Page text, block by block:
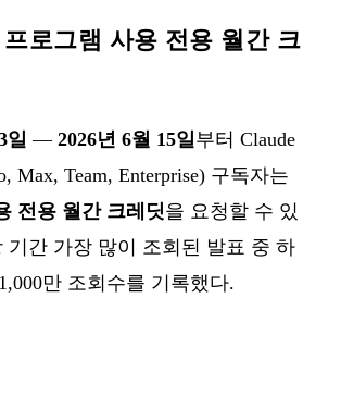
로그램 사용 전용 월간 크
일 — 2026년 6월 15일부터 Claude
Max, Team, Enterprise) 구독자는
전용 월간 크레딧을 요청할 수 있
기간 가장 많이 조회된 발표 중 하
만 조회수를 기록했다.